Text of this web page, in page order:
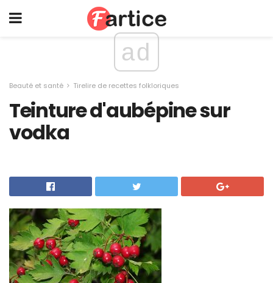
ad
Beauté et santé Tirelire de recettes folkloriques
Teinture d'aubépine sur
vodka